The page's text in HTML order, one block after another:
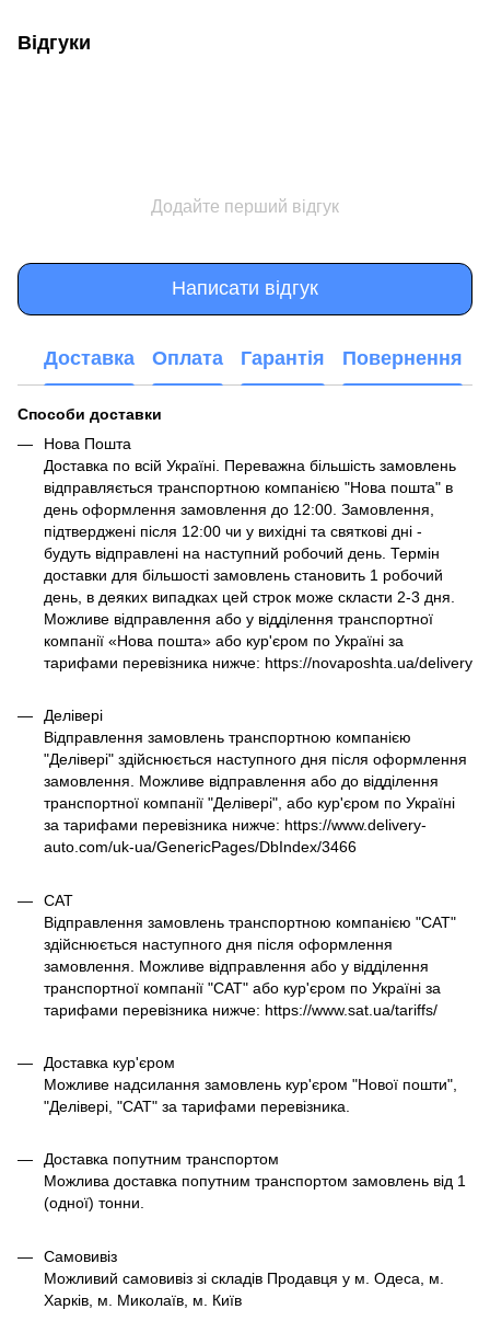
Відгуки
Додайте перший відгук
Написати відгук
Доставка Оплата Гарантія Повернення
Способи доставки
Нова Пошта
Доставка по всій Україні. Переважна більшість замовлень
відправляється транспортною компанією "Нова пошта" в
день оформлення замовлення до 12:00. Замовлення,
підтверджені після 12:00 чи у вихідні та святкові дні -
будуть відправлені на наступний робочий день. Термін
доставки для більшості замовлень становить 1 робочий
день, в деяких випадках цей строк може скласти 2-3 дня.
Можливе відправлення або у відділення транспортної
компанії «Нова пошта» або кур'єром по Україні за
тарифами перевізника нижче: https://novaposhta.ua/delivery
Делівері
Відправлення замовлень транспортною компанією
"Делівері" здійснюється наступного дня після оформлення
замовлення. Можливе відправлення або до відділення
транспортної компанії "Делівері", або кур'єром по Україні
за тарифами перевізника нижче: https://www.delivery-
auto.com/uk-ua/GenericPages/DbIndex/3466
САТ
Відправлення замовлень транспортною компанією "САТ"
здійснюється наступного дня після оформлення
замовлення. Можливе відправлення або у відділення
транспортної компанії "САТ" або кур'єром по Україні за
тарифами перевізника нижче: https://www.sat.ua/tariffs/
Доставка кур'єром
Можливе надсилання замовлень кур'єром "Нової пошти",
"Делівері, "САТ" за тарифами перевізника.
Доставка попутним транспортом
Можлива доставка попутним транспортом замовлень від 1
(одної) тонни.
Самовивіз
Можливий самовивіз зі складів Продавця у м. Одеса, м.
Харків, м. Миколаїв, м. Київ